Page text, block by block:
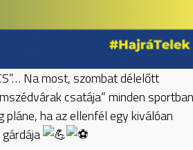
Na most, szombat délelőtt
csatája” minden
pláne, ha az ellenfél egy kiválóan
gárdája